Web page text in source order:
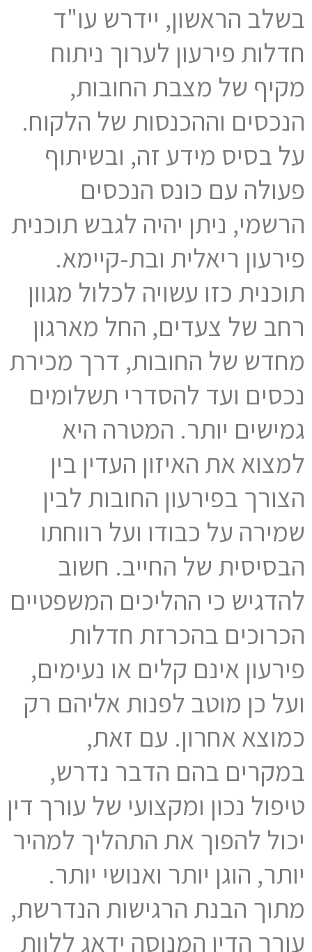
בשלב הראשון, יידרש עו"ד
חדלות פירעון לערוך ניתוח
מקיף של מצבת החובות,
הנכסים וההכנסות של הלקוח.
על בסיס מידע זה, ובשיתוף
פעולה עם כונס הנכסים
הרשמי, ניתן יהיה לגבש תוכנית
פירעון ריאלית ובת-קיימא.
תוכנית כזו עשויה לכלול מגוון
רחב של צעדים, החל מארגון
מחדש של החובות, דרך מכירת
נכסים ועד להסדרי תשלומים
גמישים יותר. המטרה היא
למצוא את האיזון העדין בין
הצורך בפירעון החובות לבין
שמירה על כבודו ועל רווחתו
הבסיסית של החייב. חשוב
להדגיש כי ההליכים המשפטיים
הכרוכים בהכרזת חדלות
פירעון אינם קלים או נעימים,
ועל כן מוטב לפנות אליהם רק
כמוצא אחרון. עם זאת,
במקרים בהם הדבר נדרש,
טיפול נכון ומקצועי של עורך דין
יכול להפוך את התהליך למהיר
יותר, הוגן יותר ואנושי יותר.
מתוך הבנת הרגישות הנדרשת,
עורך הדין המנוסה ידאג ללוות